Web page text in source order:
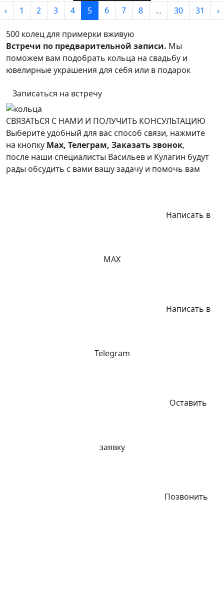
‹
1 2 3 4 5 6 7 8 ... 30 31 ›
500 колец для примерки вживую
Встречи по предварительной записи. Мы
поможем вам подобрать кольца на свадьбу и
ювелирные украшения для себя или в подарок
Записаться на встречу
СВЯЗАТЬСЯ С НАМИ И ПОЛУЧИТЬ КОНСУЛЬТАЦИЮ
Выберите удобный для вас способ связи, нажмите
на кнопку Max, Телеграм, Заказать звонок,
после наши специалисты Васильев и Кулагин будут
рады обсудить с вами вашу задачу и помочь вам
Написать в
MAX
Написать в
Telegram
Оставить
заявку
Позвонить